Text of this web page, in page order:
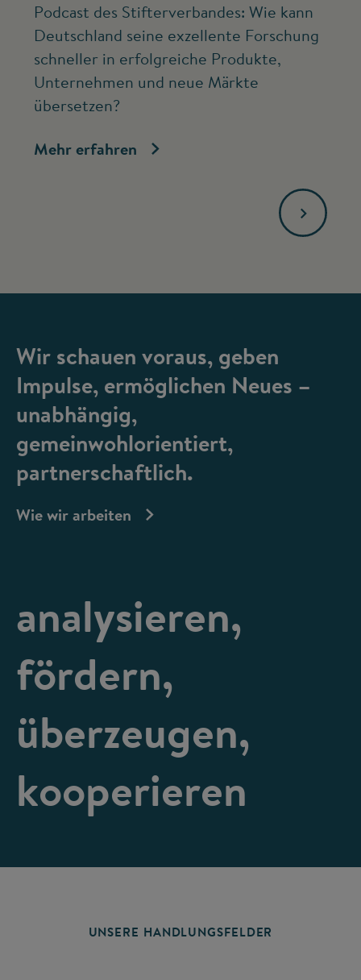
Podcast des Stifterverbandes: Wie kann
Deutschland seine exzellente Forschung
schneller in erfolgreiche Produkte,
Unternehmen und neue Märkte
übersetzen?
Mehr erfahren
Wir schauen voraus, geben
Impulse, ermöglichen Neues –
unabhängig,
gemeinwohlorientiert,
partnerschaftlich.
Wie wir arbeiten
analysieren,
fördern,
überzeugen,
kooperieren
UNSERE HANDLUNGSFELDER